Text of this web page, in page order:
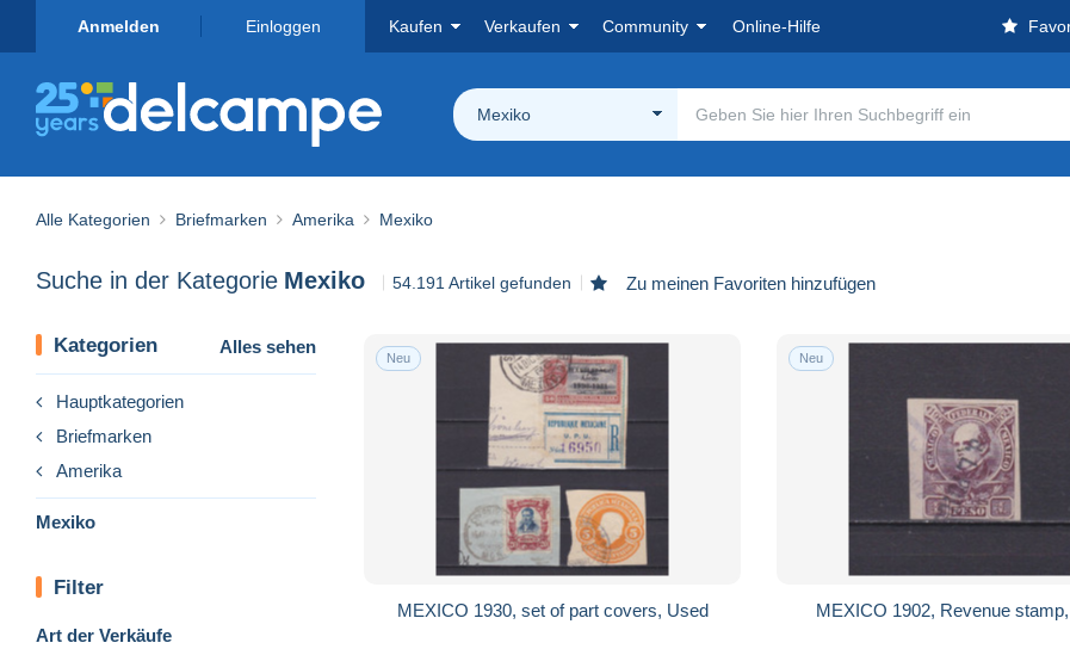
Anmelden Einloggen Kaufen Verkaufen Community Online-Hilfe
Mexiko
Alle Kategorien Briefmarken Amerika Mexiko
Suche in der Kategorie Mexiko 54.191 Artikel gefunden Zu meinen Favoriten hinzufügen
Kategorien Alles sehen
Hauptkategorien
Briefmarken
Amerika
Mexiko
Filter
Art der Verkäufe
Neu
MEXICO 1930, set of part covers, Used
Neu
MEXICO 1902, Revenue